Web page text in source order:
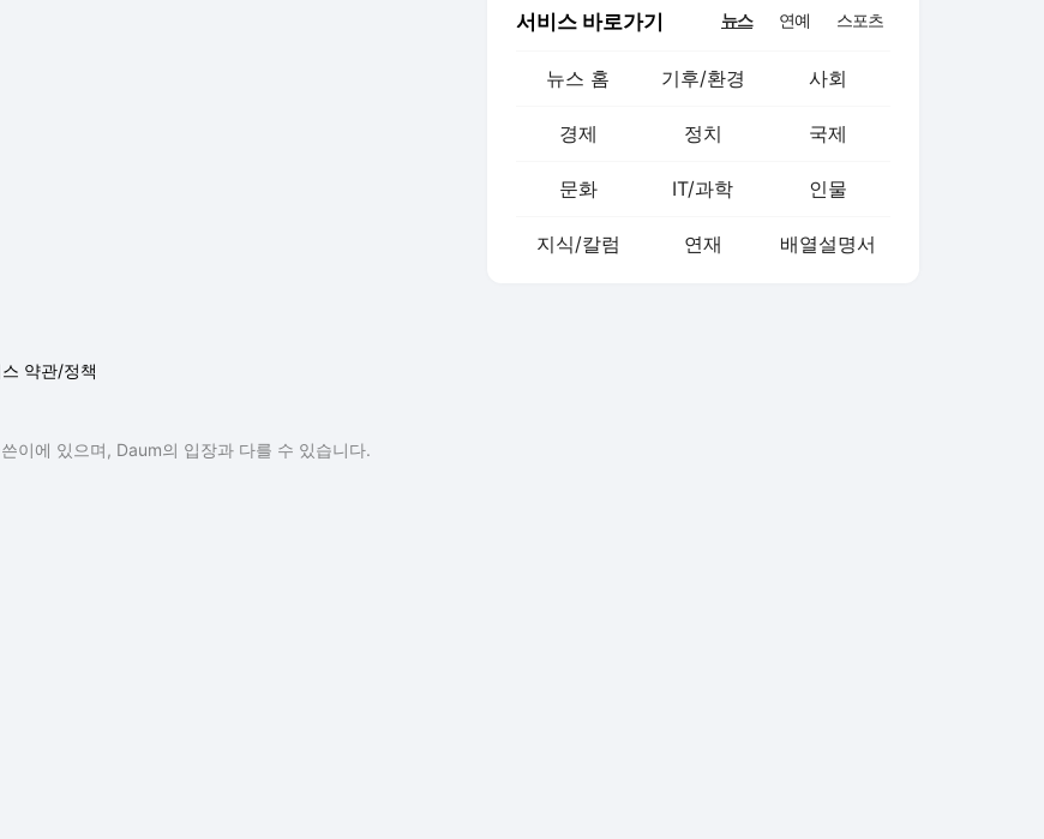
서비스 바로가기 뉴스 연예 스포츠
뉴스 홈 기후/환경 사회
경제 정치 국제
문화 IT/과학 인물
지식/칼럼 연재 배열설명서
약관/정책
이에 있으며, Daum의 입장과 다를 수 있습니다.